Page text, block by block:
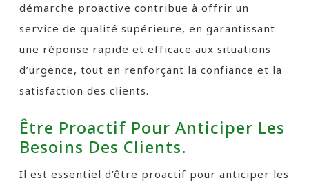
démarche proactive contribue à offrir un
service de qualité supérieure, en garantissant
une réponse rapide et efficace aux situations
d’urgence, tout en renforçant la confiance et la
satisfaction des clients.
Être Proactif Pour Anticiper Les
Besoins Des Clients.
Il est essentiel d’être proactif pour anticiper les